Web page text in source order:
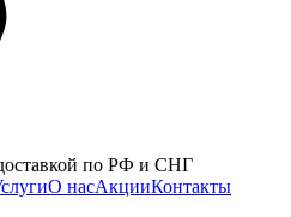
по РФ и СНГ
О насАкцииКонтакты